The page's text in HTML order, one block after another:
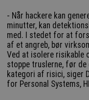
- Når hackere kan
minutter, kan
med. I stedet for at
af et angreb, bør
Ved at isolere risikable
stoppe truslerne, før de
kategori af risici, siger
for Personal Systems,